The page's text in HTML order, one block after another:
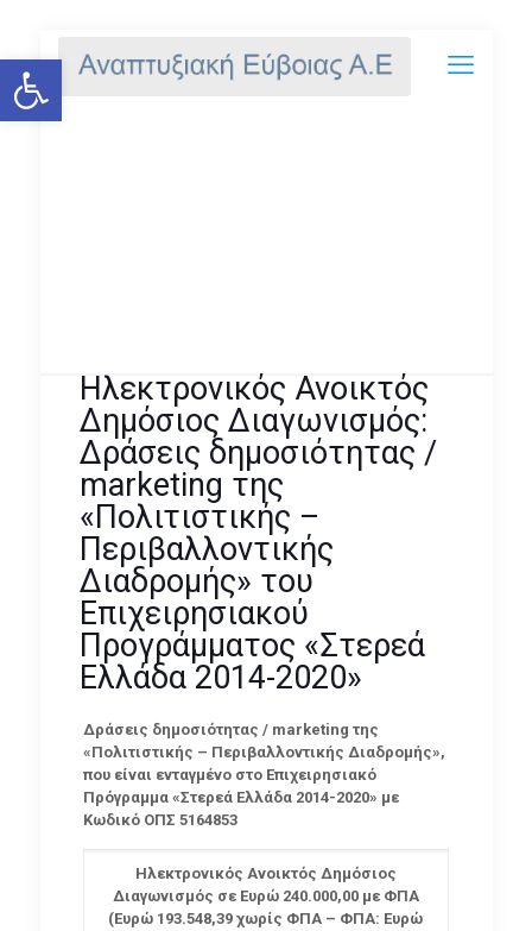
Ανοίξτε τη γραμμή εργαλείων
Ηλεκτρονικός Ανοικτός
Δημόσιος Διαγωνισμός:
Δράσεις δημοσιότητας /
marketing της
«Πολιτιστικής –
Περιβαλλοντικής
Διαδρομής» του
Επιχειρησιακού
Προγράμματος «Στερεά
Ελλάδα 2014-2020»
Δράσεις δημοσιότητας / marketing της
«Πολιτιστικής – Περιβαλλοντικής Διαδρομής»,
που είναι ενταγμένο στο Επιχειρησιακό
Πρόγραμμα «Στερεά Ελλάδα 2014-2020» με
Κωδικό ΟΠΣ 5164853
Ηλεκτρονικός Ανοικτός Δημόσιος
Διαγωνισμός σε Ευρώ 240.000,00 με ΦΠΑ
(Ευρώ 193.548,39 χωρίς ΦΠΑ – ΦΠΑ: Ευρώ